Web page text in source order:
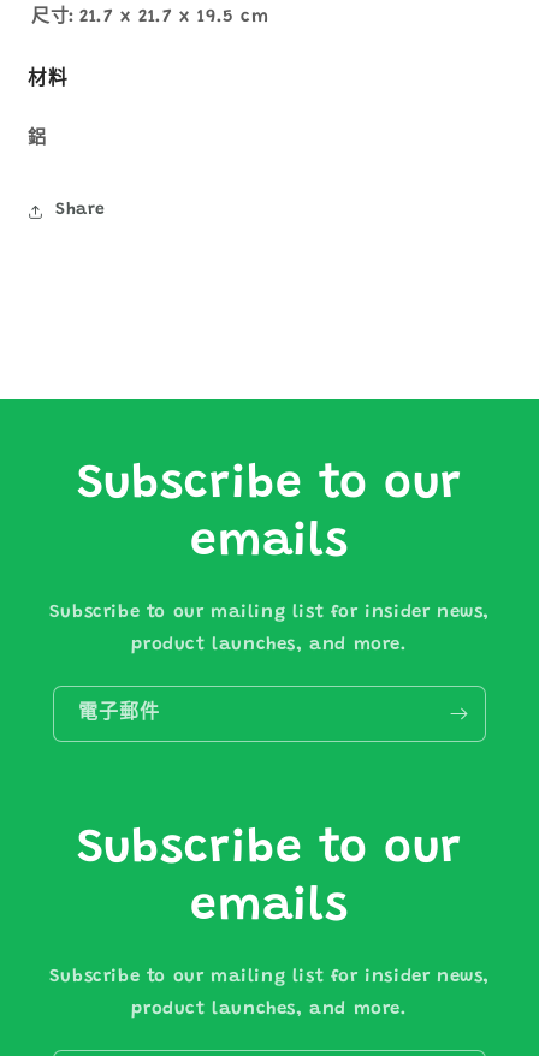
尺寸: 21.7 x 21.7 x 19.5 cm
材料
鋁
Share
Subscribe to our
emails
Subscribe to our mailing list for insider news,
product launches, and more.
電子郵件
Subscribe to our
emails
Subscribe to our mailing list for insider news,
product launches, and more.